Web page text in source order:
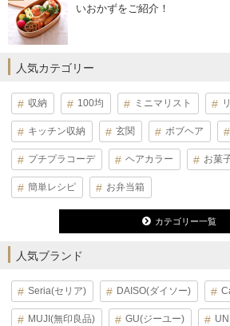
いおかずをご紹介！
人気カテゴリー
収納 100均 ミニマリスト
キッチン収納 玄関 ボブヘア
プチプラコーデ ヘアカラー お菓
簡単レシピ お弁当箱
カテゴリー一覧
人気ブランド
Seria(セリア) DAISO(ダイソー)
MUJI(無印良品) GU(ジーユー)